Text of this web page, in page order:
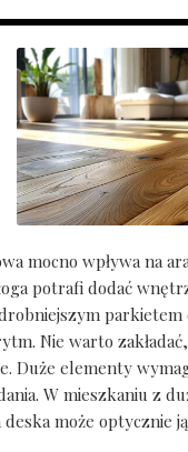
mocno wpływa na
potrafi dodać
parkietem
Nie warto
Duże elementy
W mieszkaniu z
może optycznie ją